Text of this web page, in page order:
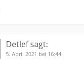
Detlef sagt:
5. April 2021 bei 16:44